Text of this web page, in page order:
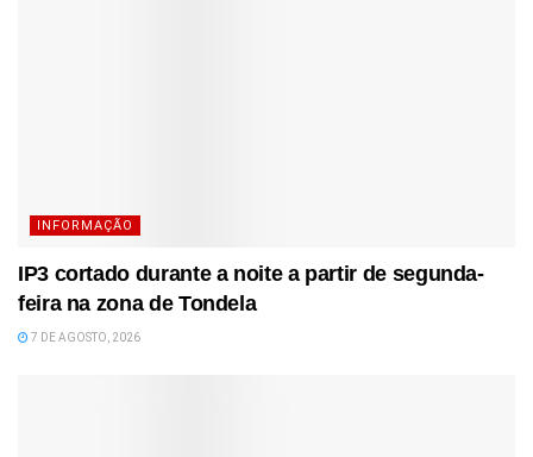
INFORMAÇÃO
IP3 cortado durante a noite a partir de segunda-
feira na zona de Tondela
7 DE AGOSTO, 2026